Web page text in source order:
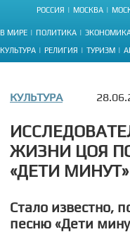
РОССИЯ МОСКВА
В МИРЕ ПОЛИТИКА
КУЛЬТУРА РЕЛИГИЯ ТУРИЗМ
КУЛЬТУРА
ЖИЗНИ ЦОЯ
«ДЕТИ МИНУТ»
Стало известно,
песню «Дети